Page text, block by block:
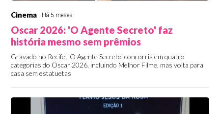
Cinema Há 5 meses
Oscar 2026: 'O Agente Secreto' faz
história mesmo sem prêmios
Gravado no Recife, 'O Agente Secreto' concorria em quatro
categorias do Oscar 2026, incluindo Melhor Filme, mas volta para
casa sem estatuetas